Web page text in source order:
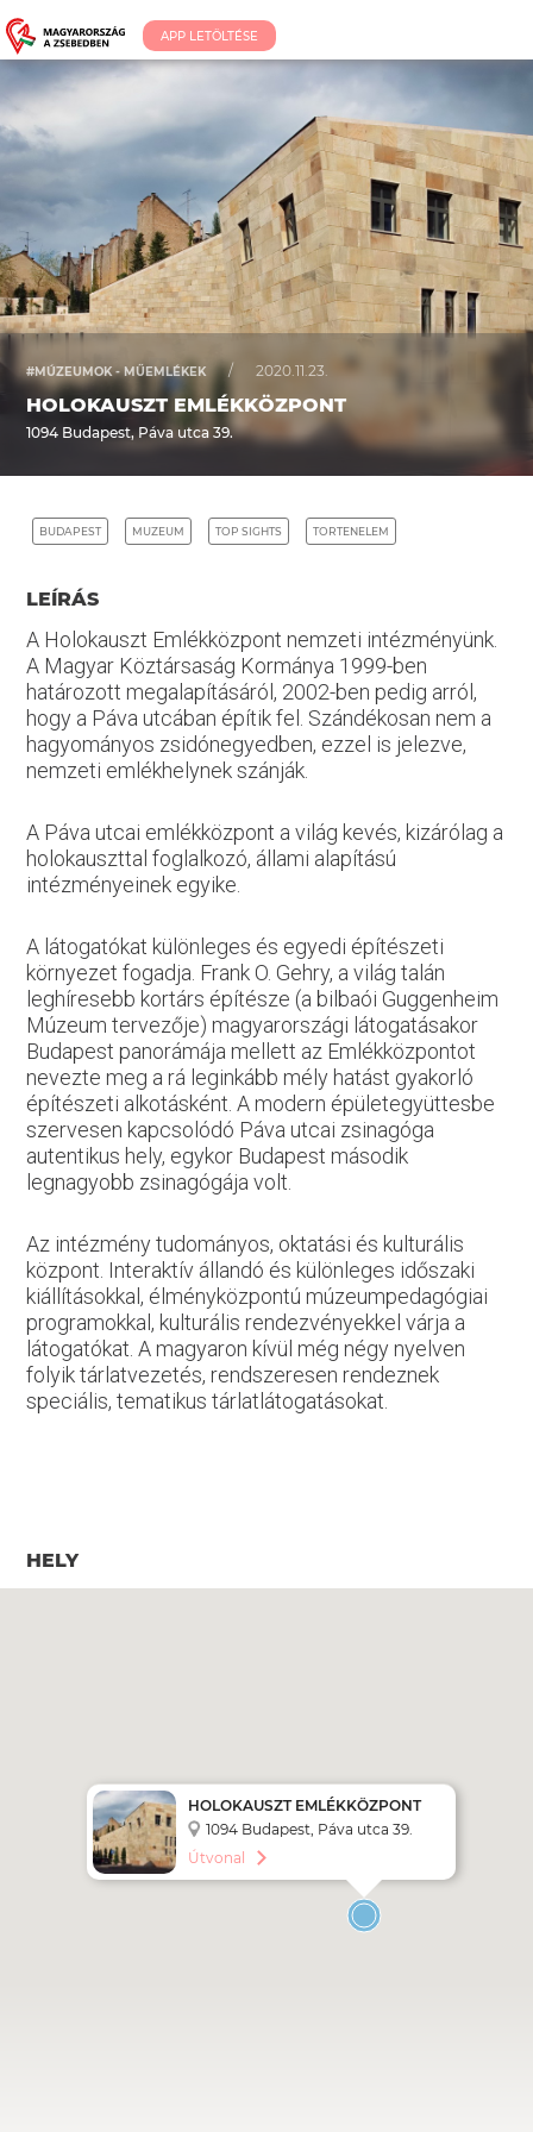
APP LETÖLTÉSE
#MÚZEUMOK - MŰEMLÉKEK / 2020.11.23.
HOLOKAUSZT EMLÉKKÖZPONT
1094 Budapest, Páva utca 39.
BUDAPEST MUZEUM TOP SIGHTS TORTENELEM
LEÍRÁS
A Holokauszt Emlékközpont nemzeti intézményünk.
A Magyar Köztársaság Kormánya 1999-ben
határozott megalapításáról, 2002-ben pedig arról,
hogy a Páva utcában építik fel. Szándékosan nem a
hagyományos zsidónegyedben, ezzel is jelezve,
nemzeti emlékhelynek szánják.
A Páva utcai emlékközpont a világ kevés, kizárólag a
holokauszttal foglalkozó, állami alapítású
intézményeinek egyike.
A látogatókat különleges és egyedi építészeti
környezet fogadja. Frank O. Gehry, a világ talán
leghíresebb kortárs építésze (a bilbaói Guggenheim
Múzeum tervezője) magyarországi látogatásakor
Budapest panorámája mellett az Emlékközpontot
nevezte meg a rá leginkább mély hatást gyakorló
építészeti alkotásként. A modern épületegyüttesbe
szervesen kapcsolódó Páva utcai zsinagóga
autentikus hely, egykor Budapest második
legnagyobb zsinagógája volt.
Az intézmény tudományos, oktatási és kulturális
központ. Interaktív állandó és különleges időszaki
kiállításokkal, élményközpontú múzeumpedagógiai
programokkal, kulturális rendezvényekkel várja a
látogatókat. A magyaron kívül még négy nyelven
folyik tárlatvezetés, rendszeresen rendeznek
speciális, tematikus tárlatlátogatásokat.
HELY
HOLOKAUSZT EMLÉKKÖZPONT
1094 Budapest, Páva utca 39.
Útvonal